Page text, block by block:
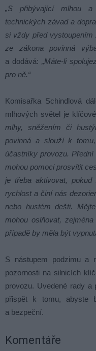
„S přibývající mlhou
technických závad a
si vždy před
ze zákona povinná
a dodává: „Máte-li
pro ně.“
Komisařka Schindlová
mlhových světel je
mlhy, sněžením či
povinná a slouží k
účastníky provozu.
mohou pomoci prosvítit
je třeba aktivovat, pokud
rychlost a činí nás
nebo hustém dešti.
mohou oslňovat,
případě by měla být
S nástupem podzimu a
pozornosti na silnicích
provozu. Uvedené rady a
přispět k tomu, abyste
a bezpeční.
Komentáře